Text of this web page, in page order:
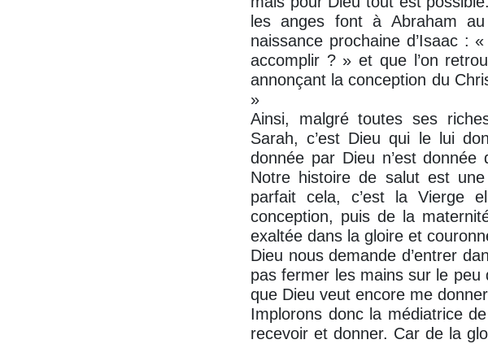
les anges font à Abraham
naissance prochaine d’Isaac :
accomplir ? » et que l’on
annonçant la conception du
»
Ainsi, malgré toutes ses
Sarah, c’est Dieu qui le lui
donnée par Dieu n’est
Notre histoire de salut est
parfait cela, c’est la Vierge
conception, puis de la
exaltée dans la gloire et
Dieu nous demande d’entrer
pas fermer les mains sur le peu
que Dieu veut encore me
Implorons donc la médiatrice
recevoir et donner. Car de la